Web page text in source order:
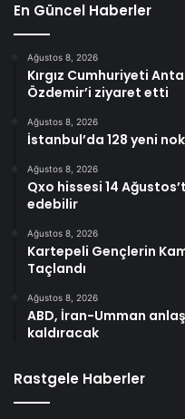
En Güncel Haberler
Ağustos 8, 2026
Kırgız Cumhuriyeti
Özdemir’i ziyaret etti
Ağustos 8, 2026
İstanbul’da 128 yeni
Ağustos 8, 2026
Qxo hissesi 14
edebilir
Ağustos 8, 2026
Kartepeli Gençlerin
Taçlandı
Ağustos 8, 2026
ABD, İran-Umman
kaldıracak
Rastgele Haberler